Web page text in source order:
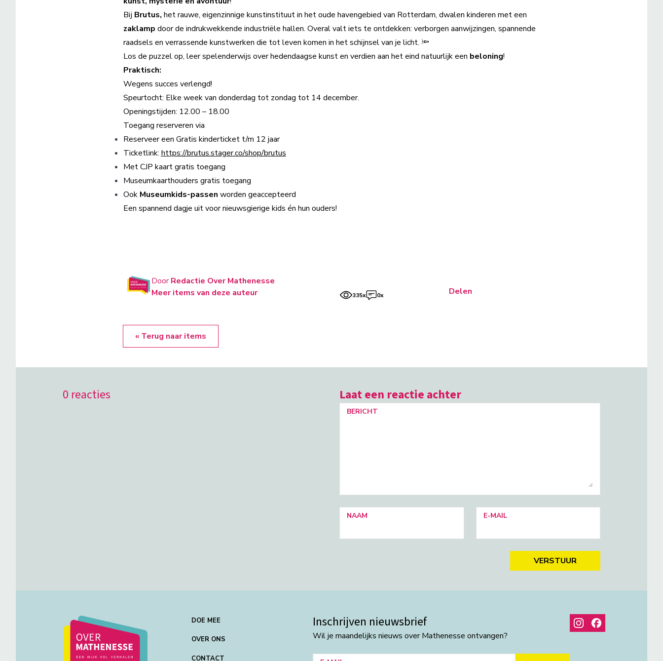
Bij Brutus, het rauwe, eigenzinnige kunstinstituut in het oude havengebied van Rotterdam, dwalen kinderen met een
zaklamp door de indrukwekkende industriële hallen. Overal valt iets te ontdekken: verborgen aanwijzingen, spannende
raadsels en verrassende kunstwerken die tot leven komen in het schijnsel van je licht. 🔦
Los de puzzel op, leer spelenderwijs over hedendaagse kunst en verdien aan het eind natuurlijk een beloning!
Praktisch:
Wegens succes verlengd!
Speurtocht: Elke week van donderdag tot zondag tot 14 december.
Openingstijden: 12.00 – 18.00
Toegang reserveren via
Reserveer een Gratis kinderticket t/m 12 jaar
Ticketlink: https://brutus.stager.co/shop/brutus
Met CJP kaart gratis toegang
Museumkaarthouders gratis toegang
Ook Museumkids-passen worden geaccepteerd
Een spannend dagje uit voor nieuwsgierige kids én hun ouders!
DoorRedactie Over Mathenesse
Meer items van deze auteur
335x 0x Delen
« Terug naar items
0 reacties Laat een reactie achter
BERICHT
NAAM E-MAIL
VERSTUUR
DOE MEE
OVER ONS
CONTACT
Inschrijven nieuwsbrief
Wil je maandelijks nieuws over Mathenesse ontvangen?